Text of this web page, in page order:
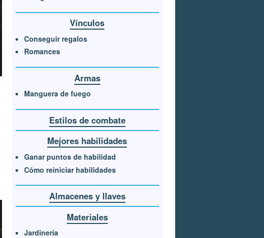
Vínculos
Conseguir regalos
Romances
Armas
Manguera de fuego
Estilos de combate
Mejores habilidades
Ganar puntos de habilidad
Cómo reiniciar habilidades
Almacenes y llaves
Materiales
Jardinería